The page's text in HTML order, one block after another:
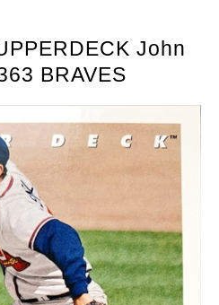
John
BRAVES